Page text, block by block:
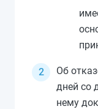
Об
дней со
нему